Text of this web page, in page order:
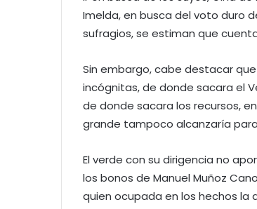
Imelda, en busca del voto duro
sufragios, se estiman que
Sin embargo, cabe destacar
incógnitas, de donde sacara el
de donde sacara los recursos,
grande tampoco alcanzaría
El verde con su dirigencia no
los bonos de Manuel Muñoz
quien ocupada en los hechos la